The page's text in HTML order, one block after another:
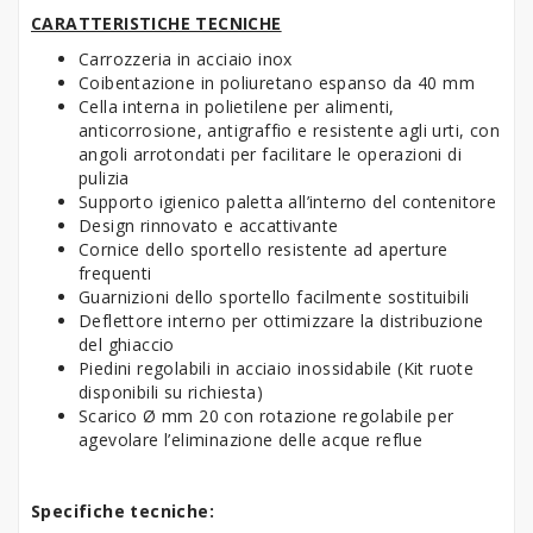
CARATTERISTICHE TECNICHE
Carrozzeria in acciaio inox
Coibentazione in poliuretano espanso da 40 mm
Cella interna in polietilene per alimenti,
anticorrosione, antigraffio e resistente agli urti, con
angoli arrotondati per facilitare le operazioni di
pulizia
Supporto igienico paletta all’interno del contenitore
Design rinnovato e accattivante
Cornice dello sportello resistente ad aperture
frequenti
Guarnizioni dello sportello facilmente sostituibili
Deflettore interno per ottimizzare la distribuzione
del ghiaccio
Piedini regolabili in acciaio inossidabile (Kit ruote
disponibili su richiesta)
Scarico Ø mm 20 con rotazione regolabile per
agevolare l’eliminazione delle acque reflue
Specifiche tecniche: